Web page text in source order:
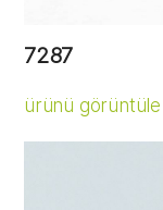
7287
ürünü görüntüle